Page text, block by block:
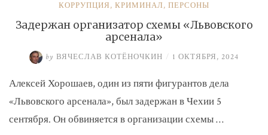
КОРРУПЦИЯ, КРИМИНАЛ, ПЕРСОНЫ
Задержан организатор схемы «Львовского
арсенала»
by ВЯЧЕСЛАВ КОТЁНОЧКИН / 1 ОКТЯБРЯ, 2024
Алексей Хорошаев, один из пяти фигурантов дела
«Львовского арсенала», был задержан в Чехии 5
сентября. Он обвиняется в организации схемы …